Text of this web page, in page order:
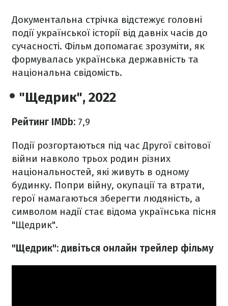
Документальна стрічка відстежує головні
події української історії від давніх часів до
сучасності. Фільм допомагає зрозуміти, як
формувалась українська державність та
національна свідомість.
"Щедрик", 2022
Рейтинг IMDb: 7,9
Події розгортаються під час Другої світової
війни навколо трьох родин різних
національностей, які живуть в одному
будинку. Попри війну, окупації та втрати,
герої намагаються зберегти людяність, а
символом надії стає відома українська пісня
"Щедрик".
"Щедрик": дивіться онлайн трейлер фільму